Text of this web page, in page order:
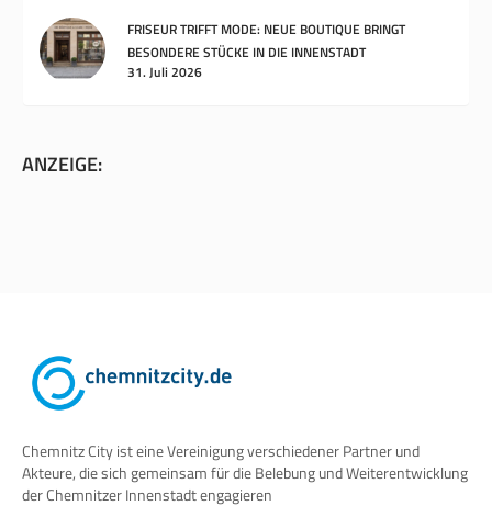
FRISEUR TRIFFT MODE: NEUE BOUTIQUE BRINGT
BESONDERE STÜCKE IN DIE INNENSTADT
31. Juli 2026
ANZEIGE:
Chemnitz City ist eine Vereinigung verschiedener Partner und
Akteure, die sich gemeinsam für die Belebung und Weiterentwicklung
der Chemnitzer Innenstadt engagieren